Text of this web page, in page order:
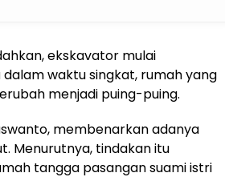
ekskavator mulai
waktu singkat, rumah yang
menjadi puing-puing.
membenarkan adanya
Menurutnya, tindakan itu
tangga pasangan suami istri